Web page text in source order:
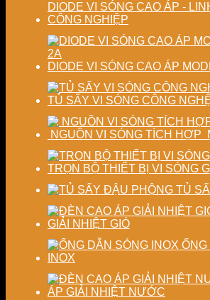
DIODE VI SÓNG CAO ÁP -
CÔNG NGHIỆP
DIODE VI SÓNG CAO ÁP
TỦ SẤY VI SÓNG CÔNG
NGUỒN VI SÓNG TÍCH HỢP
TRỌN BỘ THIẾT BỊ VI SÓNG
TỦ
GIẢI NHIỆT GIÓ
ỐNG
INOX
ÁP GIẢI NHIỆT NƯỚC